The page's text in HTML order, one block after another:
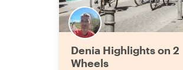
Denia Highlights on 2
Wheels